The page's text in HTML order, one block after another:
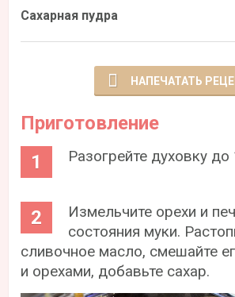
Сахарная пудра
НАПЕЧАТАТЬ
Приготовление
Разогрейте духовку
Измельчите орехи и
состояния муки.
сливочное масло, смешайте
и орехами, добавьте сахар.